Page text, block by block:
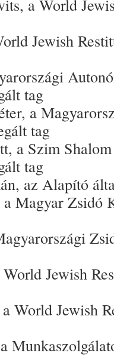
a World
Jewish
tag
a
tag
a Szim
tag
az Alapító
Magyar Zsidó
Jewish
World Jewish